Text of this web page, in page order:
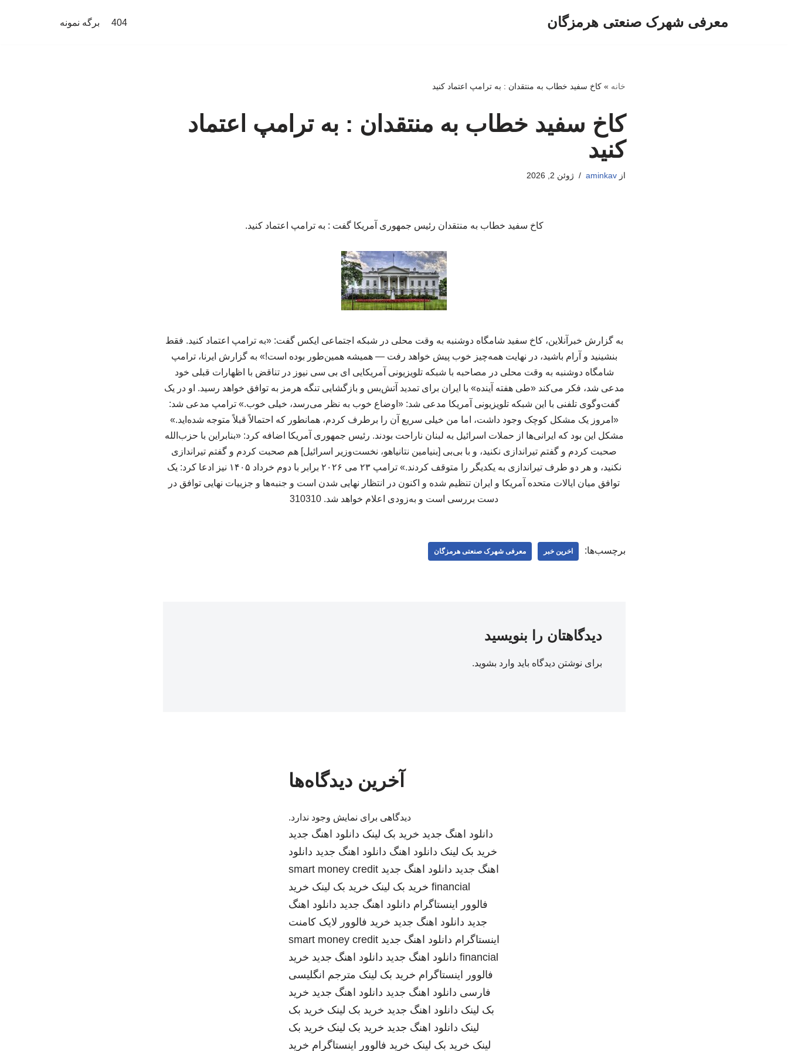
معرفی شهرک صنعتی هرمزگان 404 برگه نمونه
خانه »کاخ سفید خطاب به منتقدان : به ترامپ اعتماد کنید
کاخ سفید خطاب به منتقدان : به ترامپ اعتماد
کنید
ازaminkav ژوئن 2, 2026
کاخ سفید خطاب به منتقدان رئیس جمهوری آمریکا گفت : به ترامپ اعتماد کنید.
به گزارش خبرآنلاین، کاخ سفید شامگاه دوشنبه به وقت محلی در شبکه اجتماعی ایکس گفت: «به ترامپ اعتماد کنید. فقط
بنشینید و آرام باشید، در نهایت همه‌چیز خوب پیش خواهد رفت — همیشه همین‌طور بوده است!» به گزارش ایرنا، ترامپ
شامگاه دوشنبه به وقت محلی در مصاحبه با شبکه تلویزیونی آمریکایی ای بی سی نیوز در تناقض با اظهارات قبلی خود
مدعی شد، فکر می‌کند «طی هفته آینده» با ایران برای تمدید آتش‌بس و بازگشایی تنگه هرمز به توافق خواهد رسید. او در یک
گفت‌وگوی تلفنی با این شبکه تلویزیونی آمریکا مدعی شد: «اوضاع خوب به نظر می‌رسد، خیلی خوب.» ترامپ مدعی شد:
«امروز یک مشکل کوچک وجود داشت، اما من خیلی سریع آن را برطرف کردم، همانطور که احتمالاً قبلاً متوجه شده‌اید.»
مشکل این بود که ایرانی‌ها از حملات اسرائیل به لبنان ناراحت بودند. رئیس جمهوری آمریکا اضافه کرد: «بنابراین با حزب‌الله
صحبت کردم و گفتم تیراندازی نکنید، و با بی‌بی [بنیامین نتانیاهو، نخست‌وزیر اسرائیل] هم صحبت کردم و گفتم تیراندازی
نکنید، و هر دو طرف تیراندازی به یکدیگر را متوقف کردند.» ترامپ ۲۳ می ۲۰۲۶ برابر با دوم خرداد ۱۴۰۵ نیز ادعا کرد: یک
توافق میان ایالات متحده آمریکا و ایران تنظیم شده و اکنون در انتظار نهایی شدن است و جنبه‌ها و جزییات نهایی توافق در
دست بررسی است و به‌زودی اعلام خواهد شد. 310310
برچسب‌ها: اخرین خبر معرفی شهرک صنعتی هرمزگان
دیدگاهتان را بنویسید
برای نوشتن دیدگاه باید وارد بشوید.
آخرین دیدگاه‌ها
دیدگاهی برای نمایش وجود ندارد.
دانلود اهنگ جدید خرید بک لینک دانلود اهنگ جدید
خرید بک لینک دانلود اهنگ دانلود اهنگ جدید دانلود
اهنگ جدید دانلود اهنگ جدید smart money credit
financial خرید بک لینک خرید بک لینک خرید
فالوور اینستاگرام دانلود اهنگ جدید دانلود اهنگ
جدید دانلود اهنگ جدید خرید فالوور لایک کامنت
اینستاگرام دانلود اهنگ جدید smart money credit
financial دانلود اهنگ جدید دانلود اهنگ جدید خرید
فالوور اینستاگرام خرید بک لینک مترجم انگلیسی
فارسی دانلود اهنگ جدید دانلود اهنگ جدید خرید
بک لینک دانلود اهنگ جدید خرید بک لینک خرید بک
لینک دانلود اهنگ جدید خرید بک لینک خرید بک
لینک خرید بک لینک خرید فالوور اینستاگرام خرید